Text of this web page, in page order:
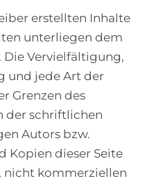
erstellten Inhalte
unterliegen dem
Vervielfältigung,
und jede Art der
Grenzen des
der schriftlichen
Autors bzw.
Kopien dieser Seite
nicht kommerziellen